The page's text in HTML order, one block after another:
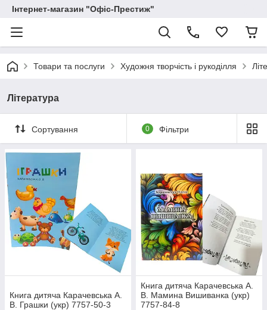
Інтернет-магазин "Офіс-Престиж"
Товари та послуги Художня творчість і рукоділля
Література
Сортування 0 Фільтри
Книга дитяча Карачевська А.
В. Грашки (укр) 7757-50-3
Книга дитяча Карачевська А.
В. Мамина Вишиванка (укр)
7757-84-8